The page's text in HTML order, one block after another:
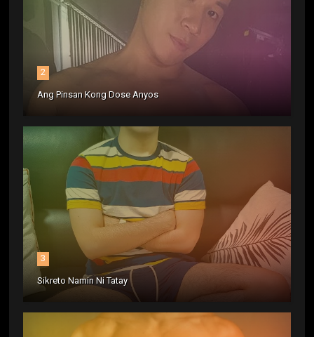
2
Ang Pinsan Kong Dose Anyos
3
Sikreto Namin Ni Tatay